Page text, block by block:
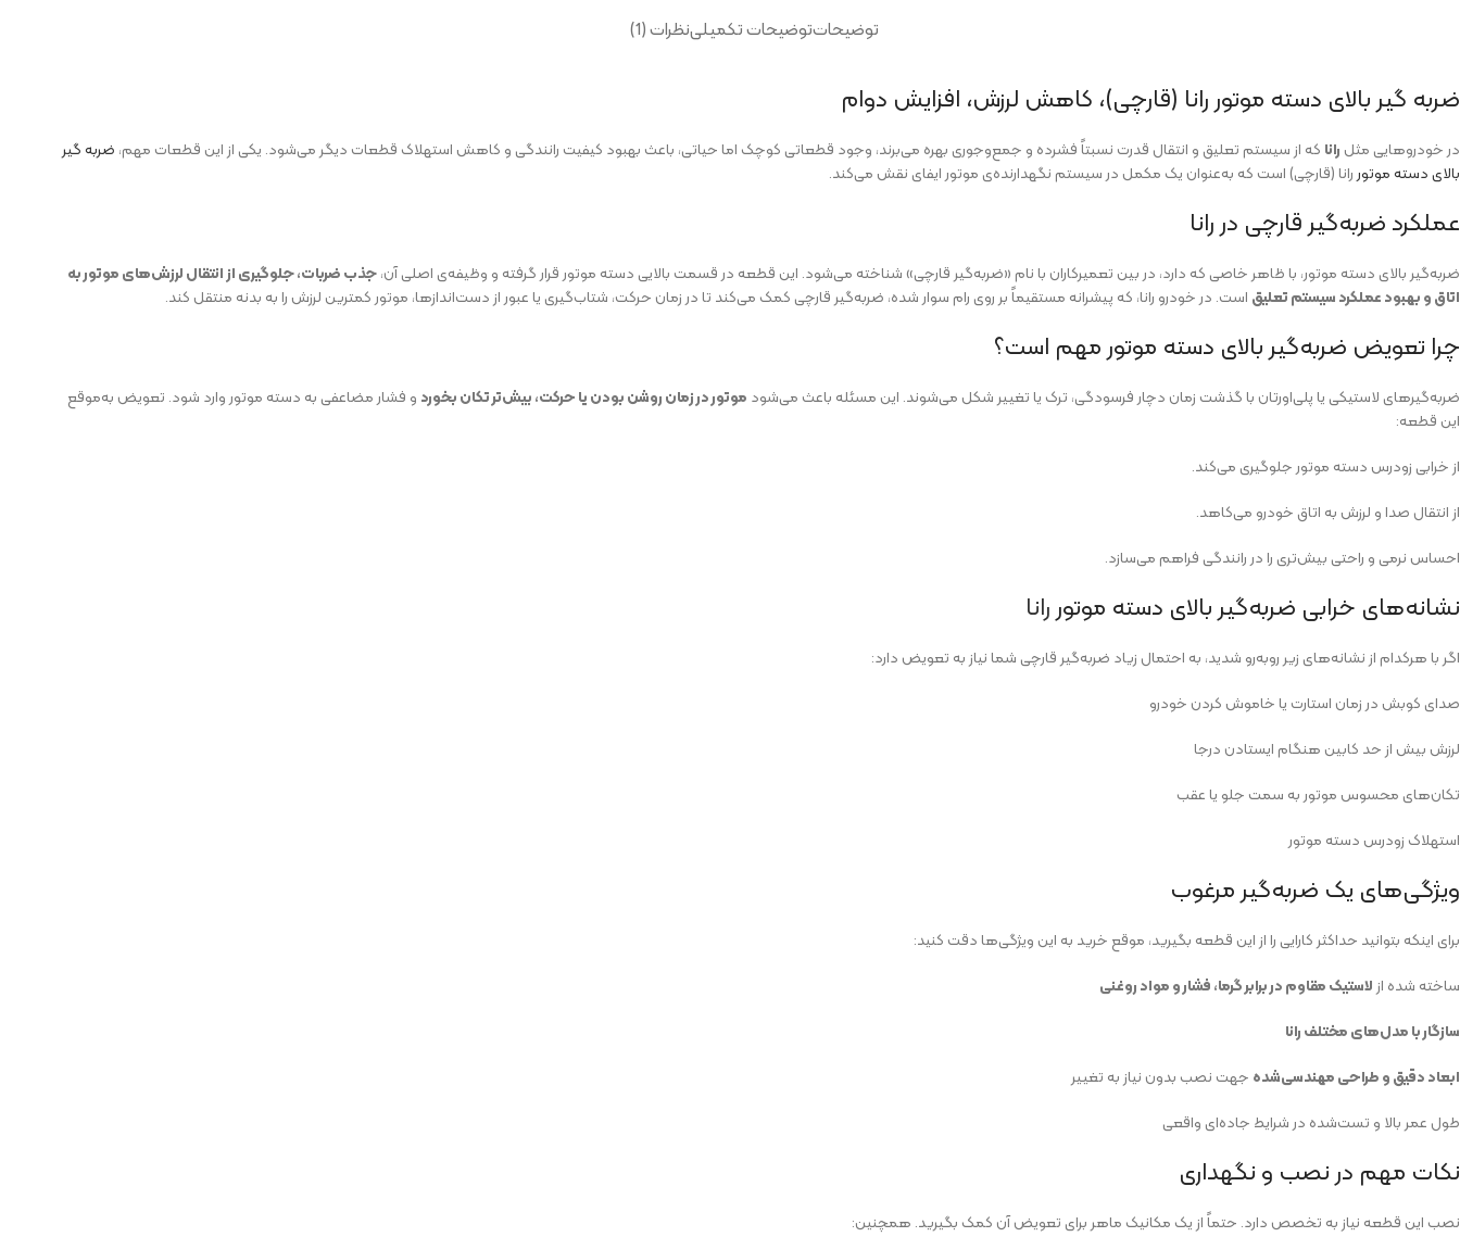
توضیحاتتوضیحات تکمیلینظرات (1)
ضربه گیر بالای دسته موتور رانا (قارچی)، کاهش لرزش، افزایش دوام
در خودروهایی مثل رانا که از سیستم تعلیق و انتقال قدرت نسبتاً فشرده و جمع‌وجوری بهره می‌برند، وجود قطعاتی کوچک اما حیاتی، باعث بهبود کیفیت رانندگی و کاهش استهلاک قطعات دیگر می‌شود. یکی از این قطعات مهم، ضربه گیر
بالای دسته موتوررانا (قارچی) است که به‌عنوان یک مکمل در سیستم نگهدارنده‌ی موتور ایفای نقش می‌کند.
عملکرد ضربه‌گیر قارچی در رانا
ضربه‌گیر بالای دسته موتور، با ظاهر خاصی که دارد، در بین تعمیرکاران با نام «ضربه‌گیر قارچی» شناخته می‌شود. این قطعه در قسمت بالایی دسته موتور قرار گرفته و وظیفه‌ی اصلی آن،جذب ضربات، جلوگیری از انتقال لرزش‌های موتور به
اتاق و بهبود عملکرد سیستم تعلیق است. در خودرو رانا، که پیشرانه مستقیماً بر روی رام سوار شده، ضربه‌گیر قارچی کمک می‌کند تا در زمان حرکت، شتاب‌گیری یا عبور از دست‌اندازها، موتور کمترین لرزش را به بدنه منتقل کند.
چرا تعویض ضربه‌گیر بالای دسته موتور مهم است؟
ضربه‌گیرهای لاستیکی یا پلی‌اورتان با گذشت زمان دچار فرسودگی، ترک یا تغییر شکل می‌شوند. این مسئله باعث می‌شود موتور در زمان روشن بودن یا حرکت، بیش‌تر تکان بخورد و فشار مضاعفی به دسته موتور وارد شود. تعویض به‌موقع
این قطعه:
از خرابی زودرس دسته موتور جلوگیری می‌کند.
از انتقال صدا و لرزش به اتاق خودرو می‌کاهد.
احساس نرمی و راحتی بیش‌تری را در رانندگی فراهم می‌سازد.
نشانه‌های خرابی ضربه‌گیر بالای دسته موتور رانا
اگر با هرکدام از نشانه‌های زیر روبه‌رو شدید، به احتمال زیاد ضربه‌گیر قارچی شما نیاز به تعویض دارد:
صدای کوبش در زمان استارت یا خاموش کردن خودرو
لرزش بیش‌ از حد کابین هنگام ایستادن درجا
تکان‌های محسوس موتور به سمت جلو یا عقب
استهلاک زودرس دسته موتور
ویژگی‌های یک ضربه‌گیر مرغوب
برای اینکه بتوانید حداکثر کارایی را از این قطعه بگیرید، موقع خرید به این ویژگی‌ها دقت کنید:
ساخته‌ شده از لاستیک مقاوم در برابر گرما، فشار و مواد روغنی
سازگار با مدل‌های مختلف رانا
ابعاد دقیق و طراحی مهندسی‌شده جهت نصب بدون نیاز به تغییر
طول عمر بالا و تست‌شده در شرایط جاده‌ای واقعی
نکات مهم در نصب و نگهداری
نصب این قطعه نیاز به تخصص دارد. حتماً از یک مکانیک ماهر برای تعویض آن کمک بگیرید. همچنین: